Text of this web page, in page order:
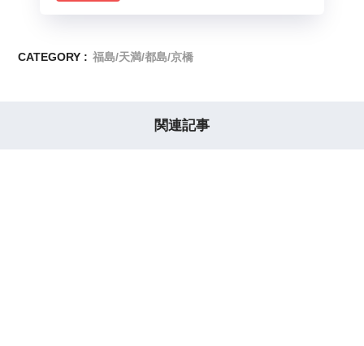
CATEGORY : 福島/天満/都島/京橋
関連記事